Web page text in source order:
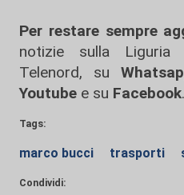
Per restare sempre
notizie sulla Liguria
Telenord, su
Youtube e su Facebook.
Tags:
marco bucci trasporti
Condividi: